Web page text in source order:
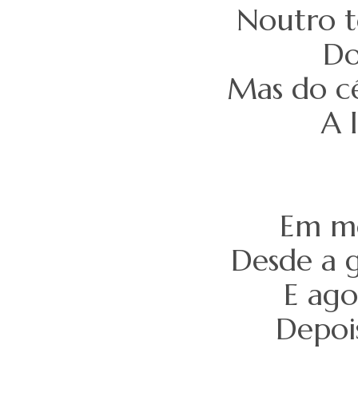
Noutro
Mas do
A
Em
Desde a
E